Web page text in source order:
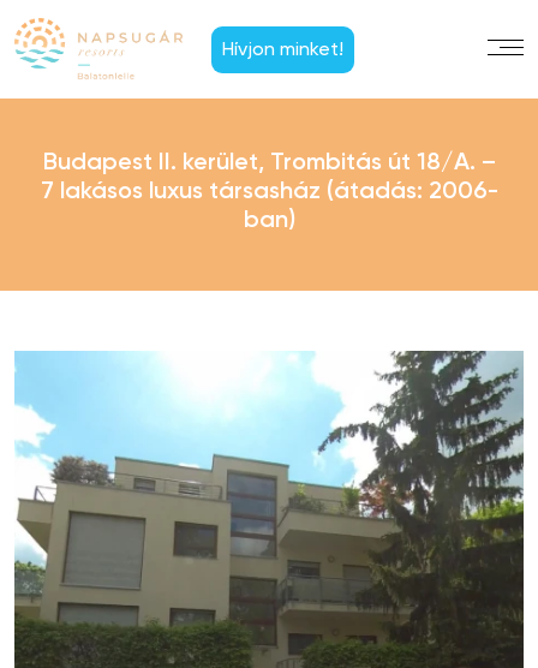
Hívjon minket!
Budapest II. kerület, Trombitás út 18/A. –
7 lakásos luxus társasház (átadás: 2006-
ban)